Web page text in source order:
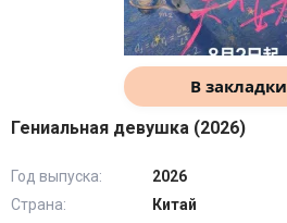
В закладки
Гениальная девушка (2026)
Год выпуска:
2026
Страна:
Китай